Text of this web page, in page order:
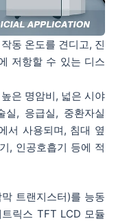
동 온도를 견디고, 진
저항할 수 있는 디스
은 명암비, 넓은 시야
실, 응급실, 중환자실
서 사용되며, 침대 옆
, 인공호흡기 등에 적
트랜지스터)를 능동
릭스 TFT LCD 모듈